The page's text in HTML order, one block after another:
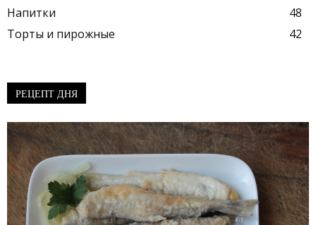
Напитки
48
Торты и пирожные
42
РЕЦЕПТ ДНЯ